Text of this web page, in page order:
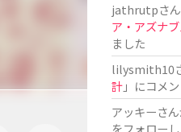
jathrutpさ
ア・アズナ
ました
lilysmith10
計」にコメ
アッキーさ
をフォロー